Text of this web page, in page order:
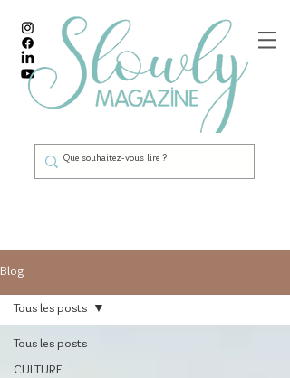
Blog
Tous les posts
CULTURE
Tous les posts